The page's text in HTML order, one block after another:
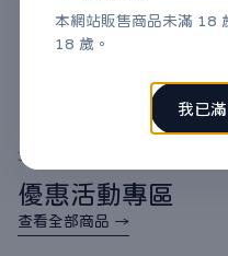
本網站販售商品未滿 18
18 歲。
我已
滿3000免運 / 24H出
3000免運
優惠活動專區
查看全部商品 →